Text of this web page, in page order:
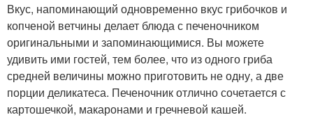
Вкус, напоминающий одновременно вкус грибочков и
копченой ветчины делает блюда с печеночником
оригинальными и запоминающимися. Вы можете
удивить ими гостей, тем более, что из одного гриба
средней величины можно приготовить не одну, а две
порции деликатеса. Печеночник отлично сочетается с
картошечкой, макаронами и гречневой кашей.